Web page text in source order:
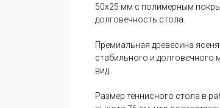
50х25 мм с полимерным
долговечность стола.
Премиальная древесина
стабильного и долговечного
вид.
Размер теннисного стола в